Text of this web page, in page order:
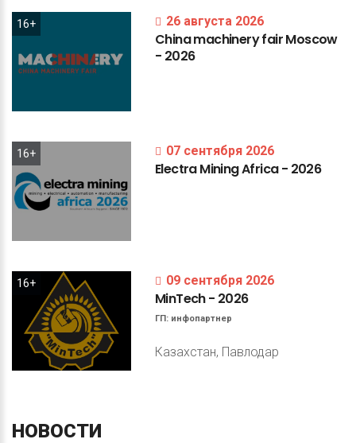
16+ 26 августа 2026
ChinamachineryfairMoscow
- 2026
16+ 07 сентября 2026
ElectraMiningAfrica- 2026
16+ 09 сентября 2026
MinTech- 2026
ГП: инфопартнер
Казахстан, Павлодар
НОВОСТИ